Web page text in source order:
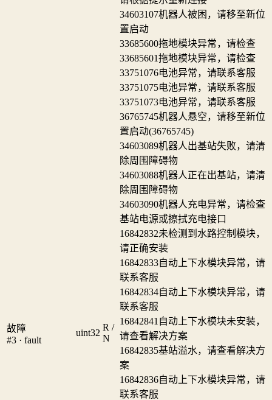
故障
#3 · fault
uint32
R /
N
34603107机器人被困，请移至新位
置启动
33685600拖地模块异常，请检查
33685601拖地模块异常，请检查
33751076电池异常，请联系客服
33751075电池异常，请联系客服
33751073电池异常，请联系客服
36765745机器人悬空，请移至新位
置启动(36765745)
34603089机器人出基站失败，请清
除周围障碍物
34603088机器人正在出基站，请清
除周围障碍物
34603090机器人充电异常，请检查
基站电源或擦拭充电接口
16842832未检测到水路控制模块，
请正确安装
16842833自动上下水模块异常，请
联系客服
16842834自动上下水模块异常，请
联系客服
16842841 自动上下水模块未安装，
请查看解决方案
16842835基站溢水，请查看解决方
案
16842836自动上下水模块异常，请
联系客服